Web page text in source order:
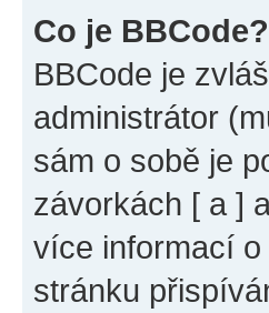
Co je BBCode?
BBCode je
administrátor
sám o sobě je
závorkách [ a ]
více informací
stránku